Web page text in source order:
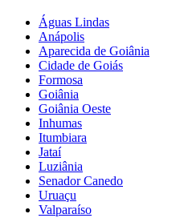
Águas Lindas
Anápolis
Aparecida de Goiânia
Cidade de Goiás
Formosa
Goiânia
Goiânia Oeste
Inhumas
Itumbiara
Jataí
Luziânia
Senador Canedo
Uruaçu
Valparaíso